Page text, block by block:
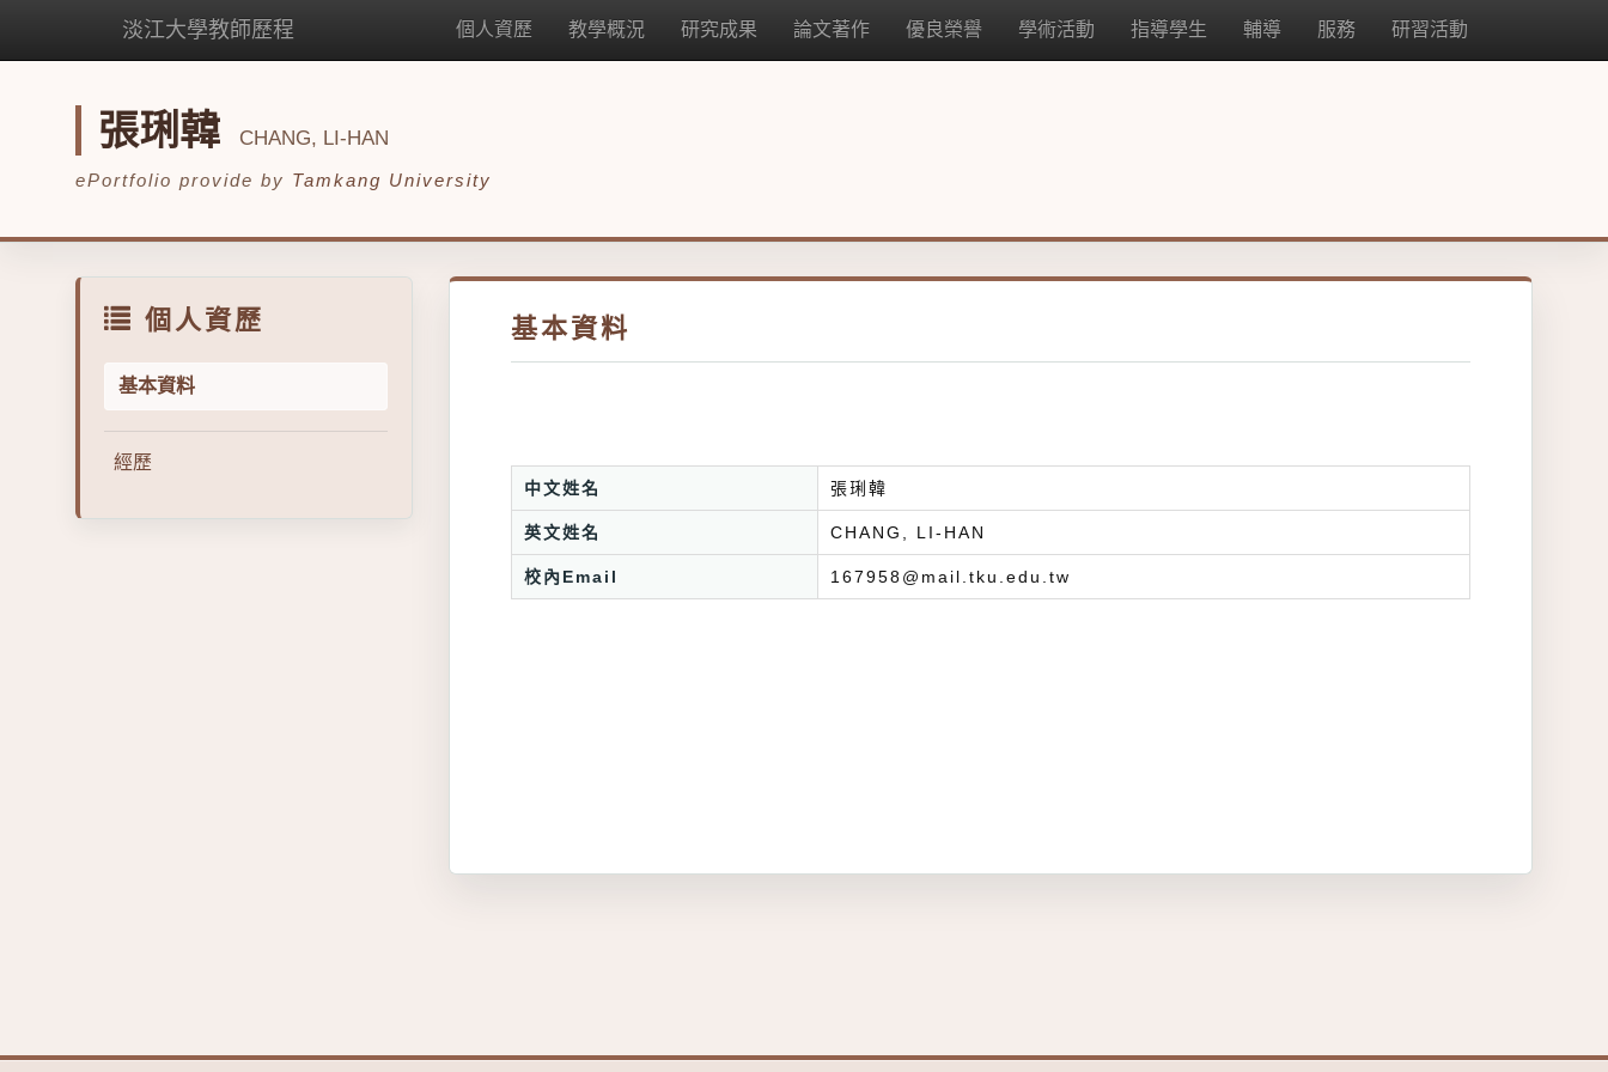
淡江大學教師歷程 個人資歷 教學概況 研究成果 論文著作 優良榮譽 學術活動 指導學生 輔導 服務 研習活動
張琍韓 CHANG, LI-HAN
ePortfolio provide by Tamkang University
個人資歷
基本資料
經歷
基本資料
中文姓名 張琍韓
英文姓名 CHANG, LI-HAN
校內Email 167958@mail.tku.edu.tw